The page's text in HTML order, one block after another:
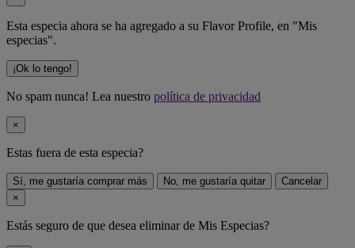
Esta especia ahora se ha agregado a su Flavor Profile, en "Mis
especias".
¡Ok lo tengo!
No spam nunca! Lea nuestro política de privacidad
×
Estas fuera de esta especia?
Sí, me gustaría comprar más No, me gustaría quitar
Cancelar
×
Estás seguro de que desea eliminarde Mis Especias?